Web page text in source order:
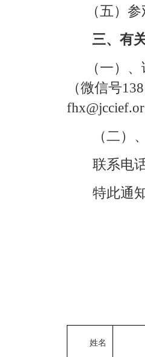
（五）
三、有
（一）
（微信号
（二）
联系电
特此通
姓名